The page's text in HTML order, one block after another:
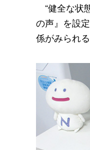
“健全な状
の声』を設
係がみられ